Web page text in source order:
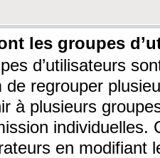
les groupes
d’utilisateurs
de regrouper
à plusieurs
individuelles.
en modifiant